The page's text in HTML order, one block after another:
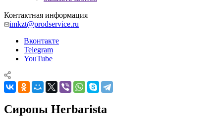
Контактная информация
imkzt@prodservice.ru
Вконтакте
Telegram
YouTube
Сиропы Herbarista